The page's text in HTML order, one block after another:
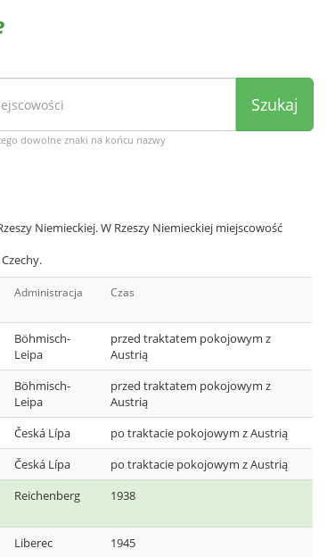
Szukaj
dowolne znaki na końcu nazwy
Niemieckiej. W Rzeszy Niemieckiej miejscowość
Administracja Czas
Böhmisch-
Leipa
przed traktatem pokojowym z
Austrią
Böhmisch-
Leipa
przed traktatem pokojowym z
Austrią
Česká Lípa
po traktacie pokojowym z Austrią
Česká Lípa
po traktacie pokojowym z Austrią
Reichenberg 1938
Liberec
1945